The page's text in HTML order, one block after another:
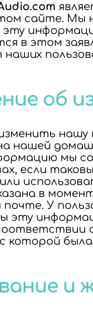
сайте. Мы
в этом
об
нашу
нашей
мы
если
в
почте. У
эту
которой
и